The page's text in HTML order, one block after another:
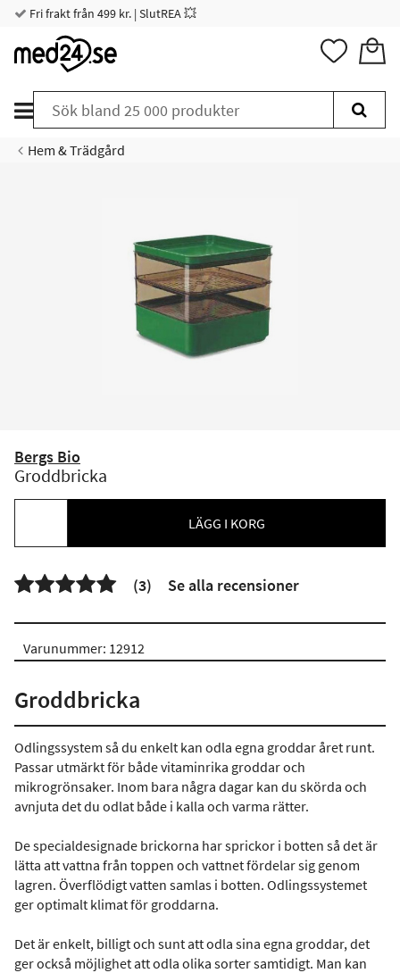
Fri frakt från 499 kr. | SlutREA 💥
Hem & Trädgård
Bergs Bio
Groddbricka
LÄGG I KORG
 (3) Se alla recensioner
Varunummer: 12912
Groddbricka
Odlingssystem så du enkelt kan odla egna groddar året runt.
Passar utmärkt för både vitaminrika groddar och
mikrogrönsaker. Inom bara några dagar kan du skörda och
avnjuta det du odlat både i kalla och varma rätter.
De specialdesignade brickorna har sprickor i botten så det är
lätta att vattna från toppen och vattnet fördelar sig genom
lagren. Överflödigt vatten samlas i botten. Odlingssystemet
ger optimalt klimat för groddarna.
Det är enkelt, billigt och sunt att odla sina egna groddar, det
ger också möjlighet att odla olika sorter samtidigt. Man kan